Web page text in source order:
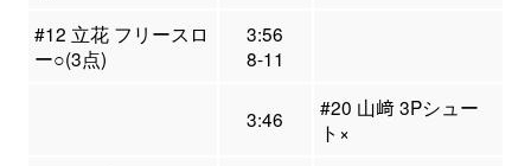
#12 立花 フリースロ
ー○(3点)
3:56
8-11
3:46
#20 山﨑 3Pシュー
ト×